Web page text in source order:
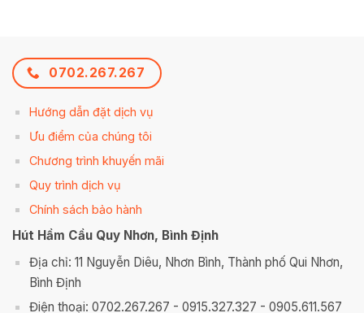
0702.267.267
Hướng dẫn đặt dịch vụ
Ưu điểm của chúng tôi
Chương trình khuyến mãi
Quy trình dịch vụ
Chính sách bảo hành
Hút Hầm Cầu Quy Nhơn, Bình Định
Địa chỉ: 11 Nguyễn Diêu, Nhơn Bình, Thành phố Qui Nhơn,
Bình Định
Điện thoại: 0702.267.267 - 0915.327.327 - 0905.611.567